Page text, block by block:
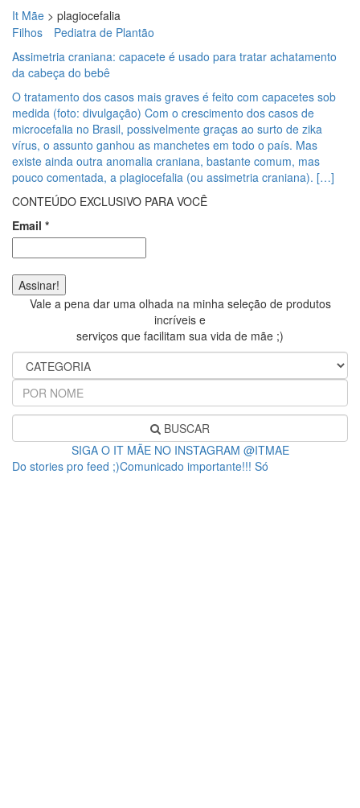
It Mãe > plagiocefalia
Filhos
Pediatra de Plantão
Assimetria craniana: capacete é usado para tratar achatamento
da cabeça do bebê
O tratamento dos casos mais graves é feito com capacetes sob
medida (foto: divulgação) Com o crescimento dos casos de
microcefalia no Brasil, possivelmente graças ao surto de zika
vírus, o assunto ganhou as manchetes em todo o país. Mas
existe ainda outra anomalia craniana, bastante comum, mas
pouco comentada, a plagiocefalia (ou assimetria craniana). […]
CONTEÚDO EXCLUSIVO PARA VOCÊ
Email *
Vale a pena dar uma olhada na minha seleção de produtos
incríveis e
serviços que facilitam sua vida de mãe ;)
BUSCAR
SIGA O IT MÃE NO INSTAGRAM @ITMAE
Do stories pro feed ;)Comunicado importante!!! Só